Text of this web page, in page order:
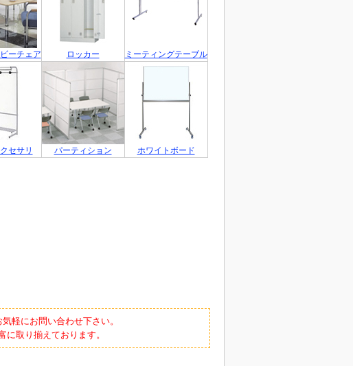
ーチェア ロッカー ミーティングテーブル
セサリ パーティション ホワイトボード
軽にお問い合わせ下さい。
取り揃えております。